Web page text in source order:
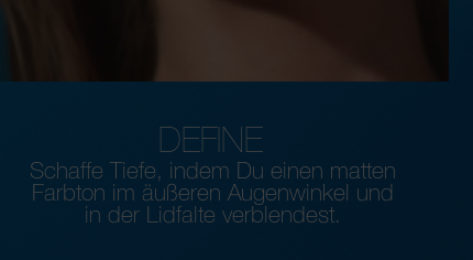
DEFINE
Schaffe Tiefe, indem Du einen matten
Farbton im äußeren Augenwinkel und
in der Lidfalte verblendest.